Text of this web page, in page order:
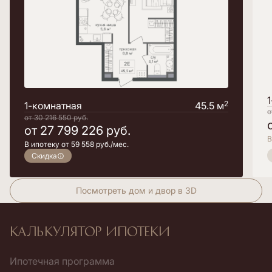
1-комнатная 45.5 м2
от30 216 550руб.
от 27 799 226 руб.
В ипотеку от 59 558 руб./мес.
Скидка
Посмотреть дом и двор в 3D
Калькулятор ипотеки
Ипотечная программа